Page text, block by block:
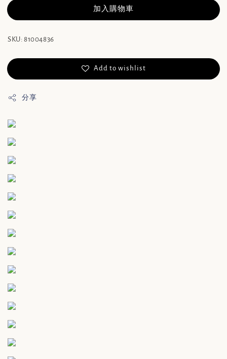
加入購物車
SKU: 81004836
Add to wishlist
分享